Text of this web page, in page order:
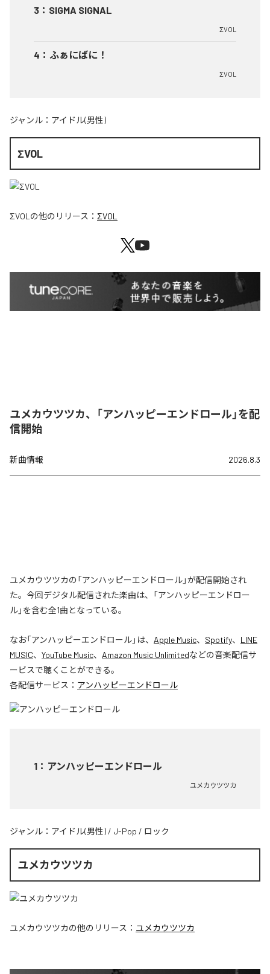
3 ： SIGMA SIGNAL
ΣVOL
4 ： ふぁにばに！
ΣVOL
ジャンル： アイドル(男性)
ΣVOL
ΣVOL の他のリリース： ΣVOL
ユメカウツツカ、「アンハッピーエンドロール」を配
信開始
新曲情報 2026.8.3
ユメカウツツカの「アンハッピーエンドロール」が配信開始され
た。今回デジタル配信された楽曲は、「アンハッピーエンドロー
ル」を含む全1曲となっている。
なお「アンハッピーエンドロール」は、 Apple Music、 Spotify、 LINE
MUSIC、 YouTube Music、 Amazon Music Unlimitedなどの音楽配信サ
ービスで聴くことができる。
各配信サービス： アンハッピーエンドロール
1 ： アンハッピーエンドロール
ユメカウツツカ
ジャンル： アイドル(男性) / J-Pop / ロック
ユメカウツツカ
ユメカウツツカの他のリリース： ユメカウツツカ